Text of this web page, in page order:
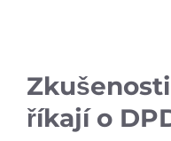
říkají o